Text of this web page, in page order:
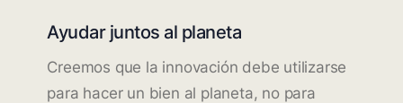
Ayudar juntos al planeta
Creemos que la innovación debe utilizarse
para hacer un bien al planeta, no para